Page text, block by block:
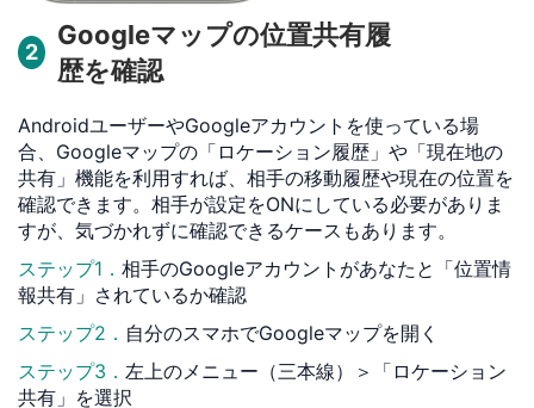
2
Googleマップの位置共有履
歴を確認
AndroidユーザーやGoogleアカウントを使っている場
合、Googleマップの「ロケーション履歴」や「現在地の
共有」機能を利用すれば、相手の移動履歴や現在の位置を
確認できます。相手が設定をONにしている必要がありま
すが、気づかれずに確認できるケースもあります。
ステップ1． 相手のGoogleアカウントがあなたと「位置情
報共有」されているか確認
ステップ2． 自分のスマホでGoogleマップを開く
ステップ3． 左上のメニュー（三本線）＞「ロケーション
共有」を選択